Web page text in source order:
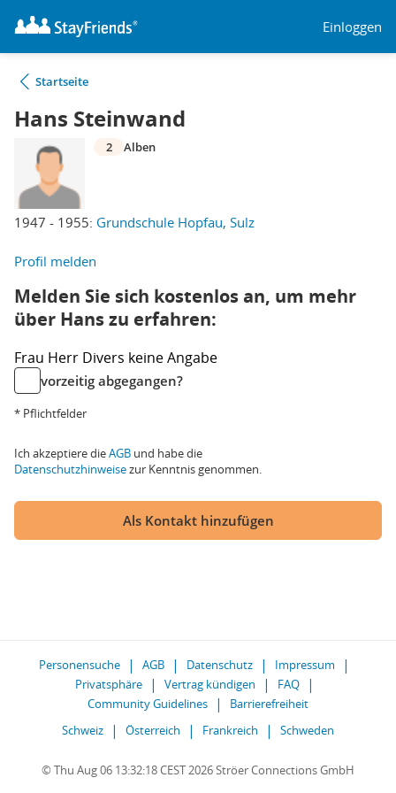
Einloggen
Startseite
Hans Steinwand
1947 - 1955: Grundschule Hopfau, Sulz
2 Alben
Profil melden
Melden Sie sich kostenlos an, um mehr
über Hans zu erfahren:
Frau Herr Divers keine Angabe
vorzeitig abgegangen?
* Pflichtfelder
Ich akzeptiere dieAGB und habe die
Datenschutzhinweisezur Kenntnis genommen.
Als Kontakt hinzufügen
Personensuche AGB Datenschutz
Impressum
Privatsphäre
Vertrag kündigen
FAQ
Community Guidelines
Barrierefreiheit
Schweiz
Österreich Frankreich Schweden
© Thu Aug 06 13:32:18 CEST 2026 Ströer Connections GmbH